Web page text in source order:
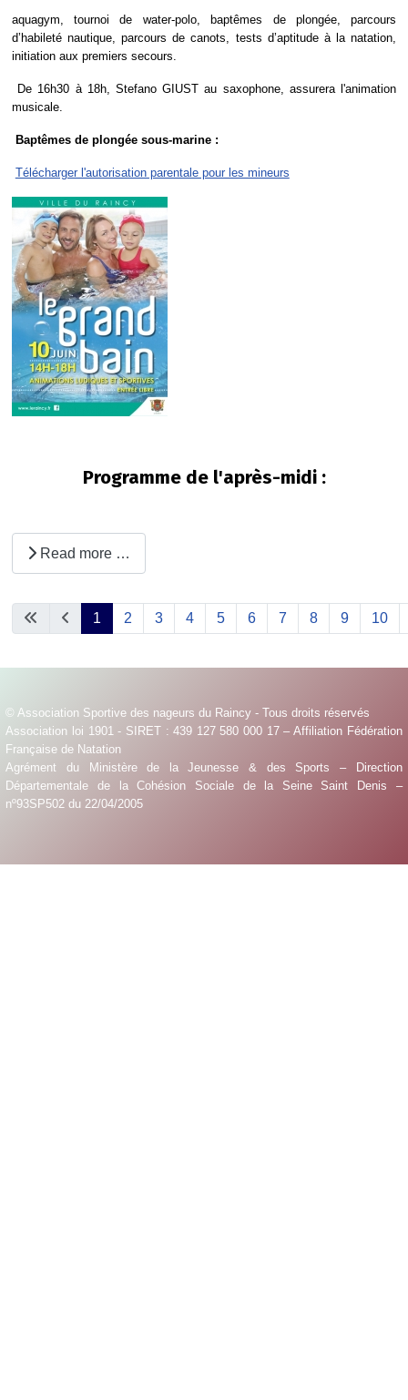
aquagym, tournoi de water-polo, baptêmes de plongée, parcours
d’habileté nautique, parcours de canots, tests d’aptitude à la natation,
initiation aux premiers secours.
De 16h30 à 18h, Stefano GIUST au saxophone, assurera l'animation
musicale.
Baptêmes de plongée sous-marine :
Télécharger l'autorisation parentale pour les mineurs
Programme de l'après-midi :
Read more …
Page 1 of 11
1 2 3 4 5 6 7 8 9 10
© Association Sportive des nageurs du Raincy - Tous droits réservés
Association loi 1901 - SIRET : 439 127 580 000 17 – Affiliation Fédération
Française de Natation
Agrément du Ministère de la Jeunesse & des Sports – Direction
Départementale de la Cohésion Sociale de la Seine Saint Denis –
nº93SP502 du 22/04/2005